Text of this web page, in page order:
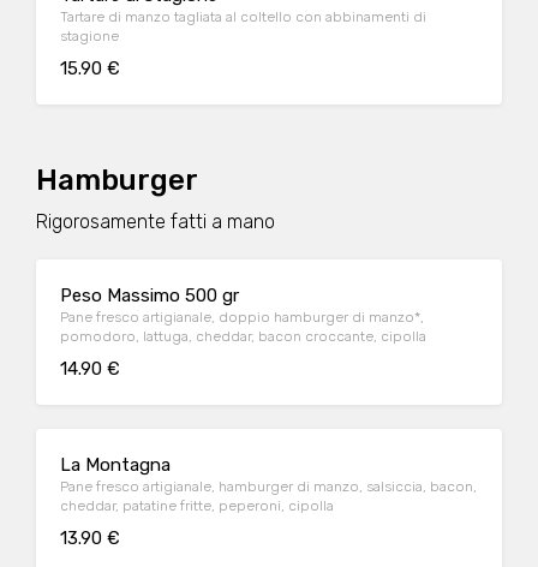
Tartare di manzo tagliata al coltello con abbinamenti di
stagione
15.90 €
Hamburger
Rigorosamente fatti a mano
Peso Massimo 500 gr
Pane fresco artigianale, doppio hamburger di manzo*,
pomodoro, lattuga, cheddar, bacon croccante, cipolla
14.90 €
La Montagna
Pane fresco artigianale, hamburger di manzo, salsiccia, bacon,
cheddar, patatine fritte, peperoni, cipolla
13.90 €